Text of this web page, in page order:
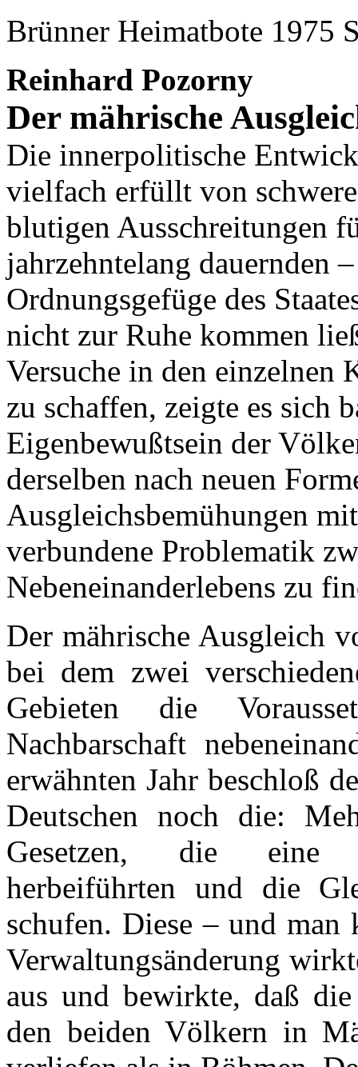
Brünner Heimatbote 1975
Reinhard Pozorny
Der mährische
Die innerpolitische
vielfach erfüllt von
blutigen Ausschreitungen
jahrzehntelang dauernden
Ordnungsgefüge des
nicht zur Ruhe kommen
Versuche in den einzelnen
zu schaffen, zeigte es sich
Eigenbewußtsein der
derselben nach neuen
Ausgleichsbemühungen
verbundene Problematik
Nebeneinanderlebens zu
Der mährische Ausgleich
bei dem zwei
Gebieten die
Nachbarschaft
erwähnten Jahr beschloß
Deutschen noch die:
Gesetzen, die eine
herbeiführten und die
schufen. Diese – und man
Verwaltungsänderung
aus und bewirkte, daß die
den beiden Völkern in